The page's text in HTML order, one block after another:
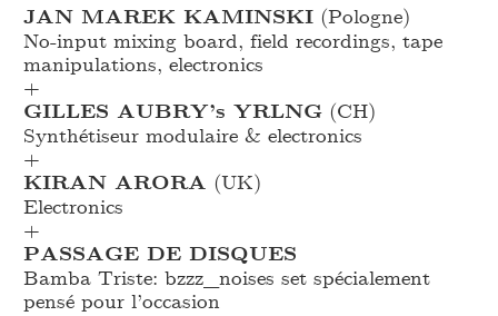
JAN MAREK KAMINSKI (Pologne)
No-input mixing board, field recordings, tape
manipulations, electronics
+
GILLES AUBRY’s YRLNG (CH)
Synthétiseur modulaire & electronics
+
KIRAN ARORA (UK)
Electronics
+
PASSAGE DE DISQUES
Bamba Triste: bzzz_noises set spécialement
pensé pour l’occasion